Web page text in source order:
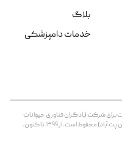
شرکت آبادگران فناوری حیوانات
محفوظ است. از ۱۳۹۹ تا کنون.
بلاگ
خدمات دامپزشکی